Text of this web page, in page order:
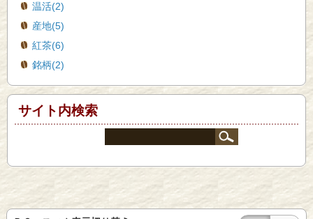
温活(2)
産地(5)
紅茶(6)
銘柄(2)
サイト内検索